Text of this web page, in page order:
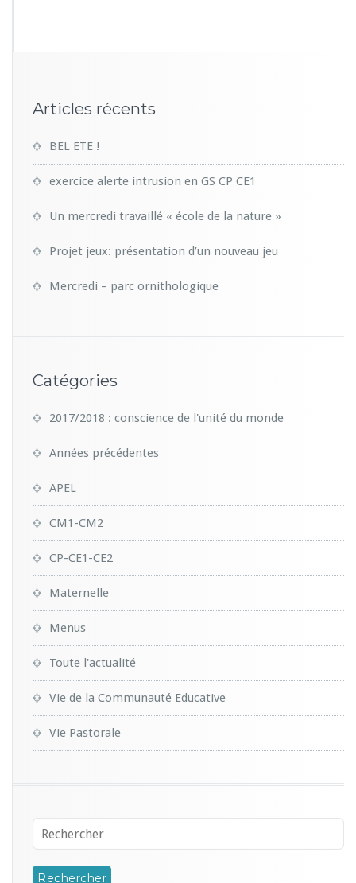
Articles récents
BEL ETE !
exercice alerte intrusion en GS CP CE1
Un mercredi travaillé « école de la nature »
Projet jeux: présentation d’un nouveau jeu
Mercredi – parc ornithologique
Catégories
2017/2018 : conscience de l'unité du monde
Années précédentes
APEL
CM1-CM2
CP-CE1-CE2
Maternelle
Menus
Toute l'actualité
Vie de la Communauté Educative
Vie Pastorale